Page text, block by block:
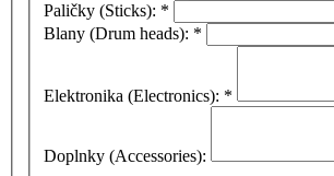
Paličky (Sticks): *
Blany (Drum heads): *
Elektronika (Electronics): *
Doplnky (Accessories):